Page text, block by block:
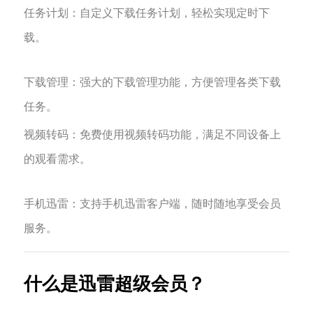
‌任务计划‌：自定义下载任务计划，轻松实现定时下
载。
‌下载管理‌：强大的下载管理功能，方便管理各类下载
任务。
‌‌视频转码‌：免费使用视频转码功能，满足不同设备上
的观看需求。
‌手机迅雷‌：支持手机迅雷客户端，随时随地享受会员
服务。
什么是迅雷超级会员？